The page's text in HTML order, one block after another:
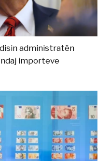
administratën
importeve